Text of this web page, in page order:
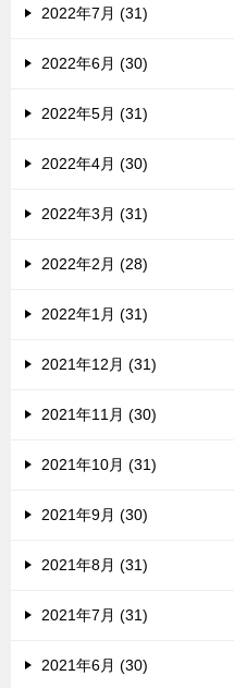
2022年7月 (31)
2022年6月 (30)
2022年5月 (31)
2022年4月 (30)
2022年3月 (31)
2022年2月 (28)
2022年1月 (31)
2021年12月 (31)
2021年11月 (30)
2021年10月 (31)
2021年9月 (30)
2021年8月 (31)
2021年7月 (31)
2021年6月 (30)